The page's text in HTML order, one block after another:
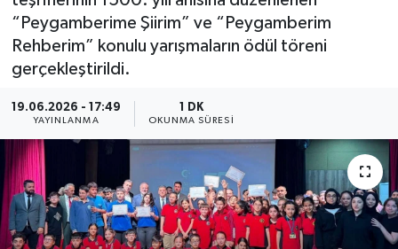
“Peygamberime Şiirim” ve “Peygamberim
Rehberim” konulu yarışmaların ödül töreni
gerçekleştirildi.
19.06.2026 - 17:49
YAYINLANMA
1 DK
OKUNMA SÜRESI
Resmi Reklamlar
Tekirdağ
Ekonomi
Teknoloji
Yaşam
Son Dakika Haberleri
Haber Arşivi